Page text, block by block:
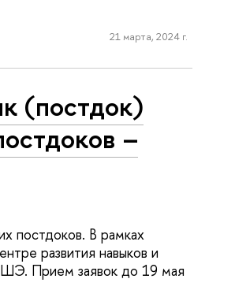
21 марта, 2024 г.
(постдок)
–
постдоков. В рамках
развития навыков и
Прием заявок до 19 мая